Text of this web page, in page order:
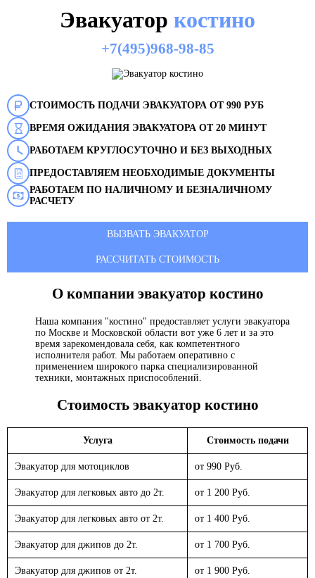
Эвакуатор костино
+7(495)968-98-85
СТОИМОСТЬ ПОДАЧИ ЭВАКУАТОРА ОТ 990 РУБ
ВРЕМЯ ОЖИДАНИЯ ЭВАКУАТОРА ОТ 20 МИНУТ
РАБОТАЕМ КРУГЛОСУТОЧНО И БЕЗ ВЫХОДНЫХ
ПРЕДОСТАВЛЯЕМ НЕОБХОДИМЫЕ ДОКУМЕНТЫ
РАБОТАЕМ ПО НАЛИЧНОМУ И БЕЗНАЛИЧНОМУ
РАСЧЕТУ
ВЫЗВАТЬ ЭВАКУАТОР
РАССЧИТАТЬ СТОИМОСТЬ
О компании эвакуатор костино
Наша компания "костино" предоставляет услуги эвакуатора
по Москве и Московской области вот уже 6 лет и за это
время зарекомендовала себя, как компетентного
исполнителя работ. Мы работаем оперативно с
применением широкого парка специализированной
техники, монтажных приспособлений.
Стоимость эвакуатор костино
Услуга Стоимость подачи
Эвакуатор для мотоциклов от 990 Руб.
Эвакуатор для легковых авто до 2т. от 1 200 Руб.
Эвакуатор для легковых авто от 2т. от 1 400 Руб.
Эвакуатор для джипов до 2т. от 1 700 Руб.
Эвакуатор для джипов от 2т. от 1 900 Руб.